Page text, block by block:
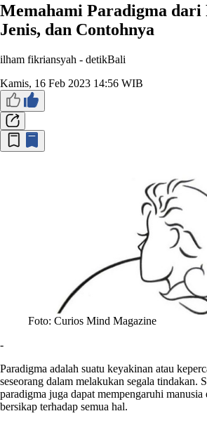
Memahami Paradigma dari
Jenis, dan Contohnya
ilham fikriansyah - detikBali
Kamis, 16 Feb 2023 14:56 WIB
Foto: Curios Mind Magazine
-
Paradigma adalah suatu keyakinan atau
seseorang dalam melakukan segala tindakan.
paradigma juga dapat mempengaruhi
bersikap terhadap semua hal.